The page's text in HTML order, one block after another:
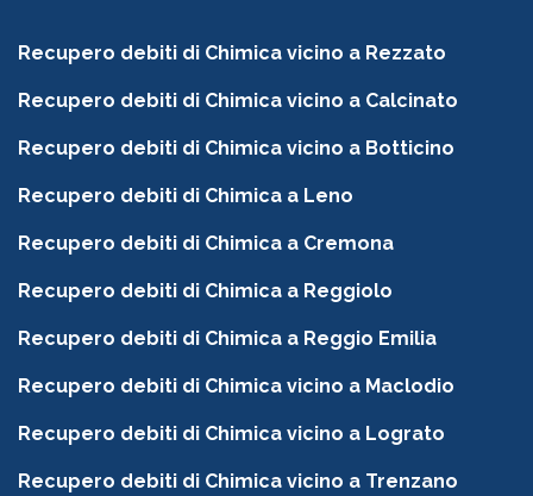
Recupero debiti di Chimica vicino a Rezzato
Recupero debiti di Chimica vicino a Calcinato
Recupero debiti di Chimica vicino a Botticino
Recupero debiti di Chimica a Leno
Recupero debiti di Chimica a Cremona
Recupero debiti di Chimica a Reggiolo
Recupero debiti di Chimica a Reggio Emilia
Recupero debiti di Chimica vicino a Maclodio
Recupero debiti di Chimica vicino a Lograto
Recupero debiti di Chimica vicino a Trenzano